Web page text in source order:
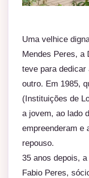
Uma velhice
Mendes Peres, a
teve para dedicar
outro. Em 1985,
(Instituições de
a jovem, ao lado
empreenderam e
repouso.
35 anos depois,
Fabio Peres,